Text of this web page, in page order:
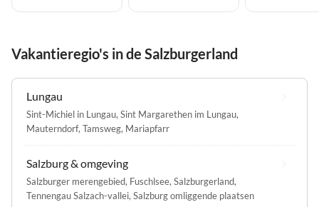
Vakantieregio's in de Salzburgerland
Lungau
Sint-Michiel in Lungau, Sint Margarethen im Lungau,
Mauterndorf, Tamsweg, Mariapfarr
Salzburg & omgeving
Salzburger merengebied, Fuschlsee, Salzburgerland,
Tennengau Salzach-vallei, Salzburg omliggende plaatsen